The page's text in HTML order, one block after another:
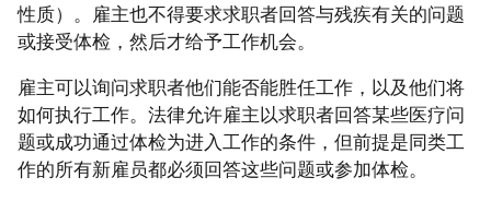
性质）。雇主也不得要求求职者回答与残疾有关的问题
或接受体检，然后才给予工作机会。
雇主可以询问求职者他们能否能胜任工作，以及他们将
如何执行工作。法律允许雇主以求职者回答某些医疗问
题或成功通过体检为进入工作的条件，但前提是同类工
作的所有新雇员都必须回答这些问题或参加体检。